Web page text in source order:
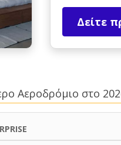
Δείτε
Αεροδρόμιο στο